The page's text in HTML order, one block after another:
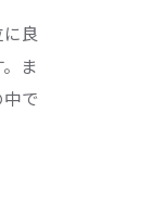
良
ま
で